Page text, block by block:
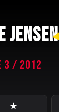
JENSEN
3 / 2012
★